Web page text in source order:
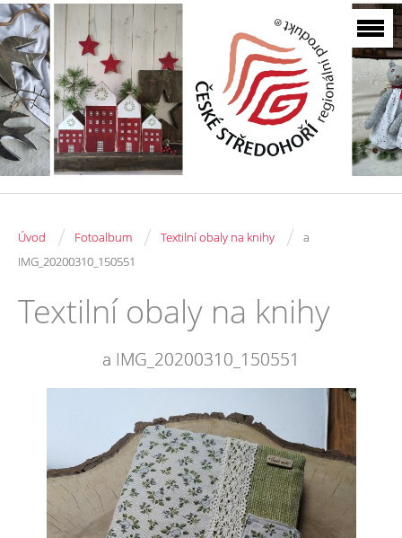
Úvod / Fotoalbum / Textilní obaly na knihy /
a
IMG_20200310_150551
Textilní obaly na knihy
a IMG_20200310_150551